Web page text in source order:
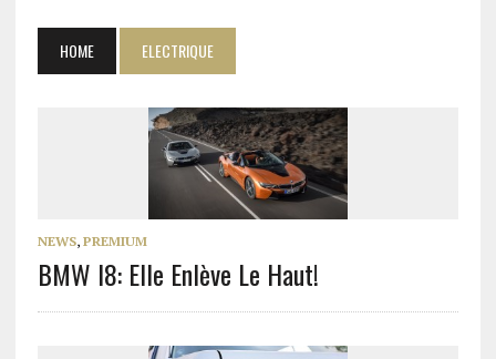
HOME ELECTRIQUE
NEWS, PREMIUM
BMW I8: Elle Enlève Le Haut!